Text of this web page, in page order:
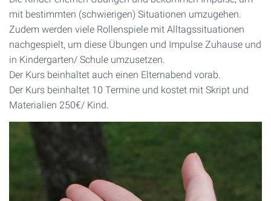
mit bestimmten (schwierigen) Situationen umzugehen.
Zudem werden viele Rollenspiele mit Alltagssituationen
nachgespielt, um diese Übungen und Impulse Zuhause und
in Kindergarten/ Schule umzusetzen.
Der Kurs beinhaltet auch einen Elternabend vorab.
Der Kurs beinhaltet 10 Termine und kostet mit Skript und
Materialien 250€/ Kind.